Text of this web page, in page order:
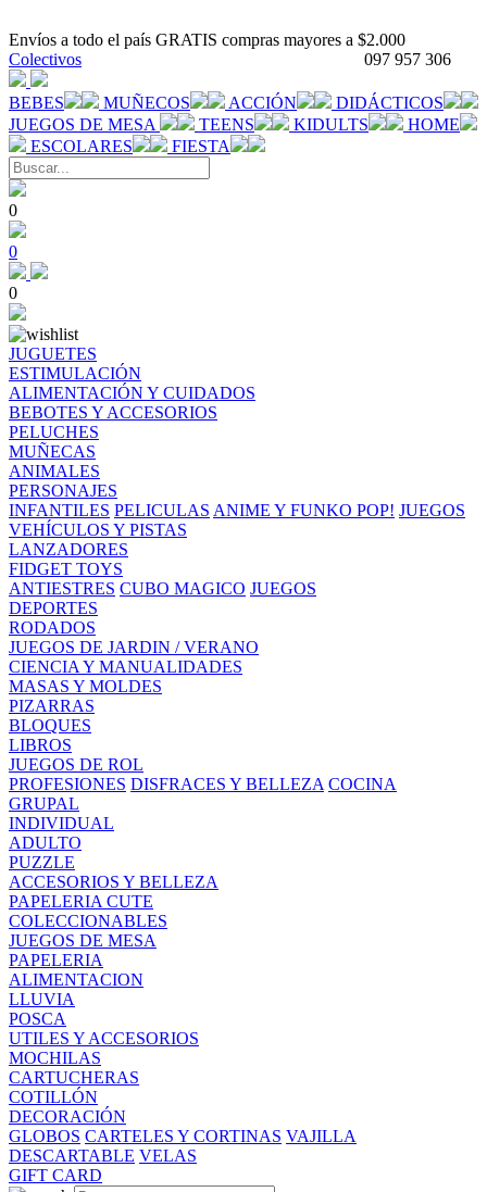
Envíos a todo el país GRATIS compras mayores a $2.000
097 957 306
Colectivos
BEBES MUÑECOS ACCIÓN
DIDÁCTICOS
JUEGOS DE MESA
TEENS KIDULTS
HOME
ESCOLARES
FIESTA
0
0
0
JUGUETES
ESTIMULACIÓN
ALIMENTACIÓN Y CUIDADOS
BEBOTES Y ACCESORIOS
PELUCHES
MUÑECAS
ANIMALES
PERSONAJES
INFANTILES PELICULAS ANIME Y FUNKO POP! JUEGOS
VEHÍCULOS Y PISTAS
LANZADORES
FIDGET TOYS
ANTIESTRES CUBO MAGICO JUEGOS
DEPORTES
RODADOS
JUEGOS DE JARDIN / VERANO
CIENCIA Y MANUALIDADES
MASAS Y MOLDES
PIZARRAS
BLOQUES
LIBROS
JUEGOS DE ROL
PROFESIONES DISFRACES Y BELLEZA COCINA
GRUPAL
INDIVIDUAL
ADULTO
PUZZLE
ACCESORIOS Y BELLEZA
PAPELERIA CUTE
COLECCIONABLES
JUEGOS DE MESA
PAPELERIA
ALIMENTACION
LLUVIA
POSCA
UTILES Y ACCESORIOS
MOCHILAS
CARTUCHERAS
COTILLÓN
DECORACIÓN
GLOBOS CARTELES Y CORTINAS VAJILLA
DESCARTABLE VELAS
GIFT CARD